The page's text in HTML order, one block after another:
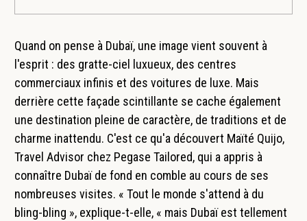
Quand on pense à Dubaï, une image vient souvent à
l'esprit : des gratte-ciel luxueux, des centres
commerciaux infinis et des voitures de luxe. Mais
derrière cette façade scintillante se cache également
une destination pleine de caractère, de traditions et de
charme inattendu. C'est ce qu'a découvert Maïté Quijo,
Travel Advisor chez Pegase Tailored, qui a appris à
connaître Dubaï de fond en comble au cours de ses
nombreuses visites. « Tout le monde s'attend à du
bling-bling », explique-t-elle, « mais Dubaï est tellement